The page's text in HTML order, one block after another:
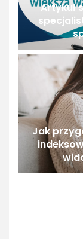
Artykuł
Jak